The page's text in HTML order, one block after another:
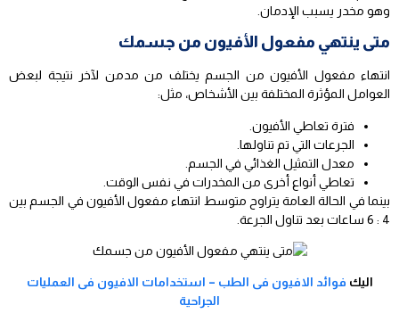
وهو مخدر يسبب الإدمان.
متى ينتهي مفعول الأفيون من جسمك
انتهاء مفعول الأفيون من الجسم يختلف من مدمن لآخر نتيجة لبعض
العوامل المؤثرة المختلفة بين الأشخاص، مثل:
فترة تعاطي الأفيون.
الجرعات التي تم تناولها.
معدل التمثيل الغذائي في الجسم.
تعاطي أنواع أخرى من المخدرات في نفس الوقت.
بينما في الحالة العامة يتراوح متوسط انتهاء مفعول الأفيون في الجسم بين
4 : 6 ساعات بعد تناول الجرعة.
اليك فوائد الافيون فى الطب – استخدامات الافيون فى العمليات
الجراحية